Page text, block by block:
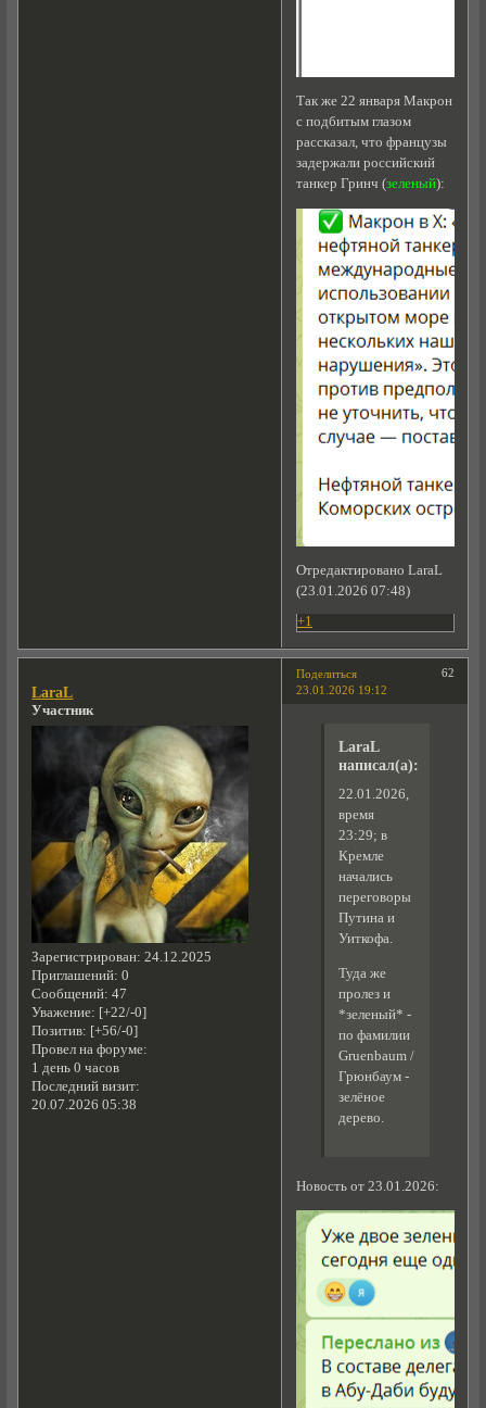
Так же 22 января Макрон
с подбитым глазом
рассказал, что французы
задержали российский
танкер Гринч (зеленый):
Отредактировано LaraL
(23.01.2026 07:48)
+1
Поделиться
62
23.01.2026 19:12
LaraL
Участник
Зарегистрирован: 24.12.2025
Приглашений: 0
Сообщений: 47
Уважение: [+22/-0]
Позитив: [+56/-0]
Провел на форуме:
1 день 0 часов
Последний визит:
20.07.2026 05:38
LaraL
написал(а):
22.01.2026,
время
23:29; в
Кремле
начались
переговоры
Путина и
Уиткофа.
Туда же
пролез и
*зеленый* -
по фамилии
Gruenbaum /
Грюнбаум -
зелёное
дерево.
Новость от 23.01.2026: